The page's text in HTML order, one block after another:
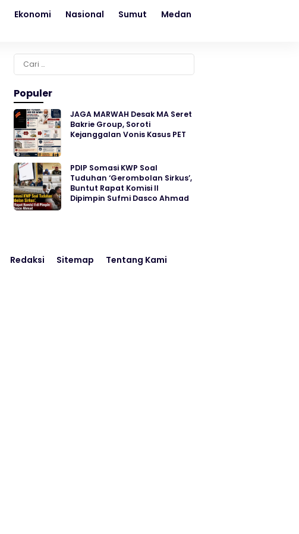
Ekonomi Nasional Sumut Medan
Cari
untuk:
Populer
JAGA MARWAH Desak MA Seret
Bakrie Group, Soroti
Kejanggalan Vonis Kasus PET
PDIP Somasi KWP Soal
Tuduhan ‘Gerombolan Sirkus’,
Buntut Rapat Komisi II
Dipimpin Sufmi Dasco Ahmad
Redaksi Sitemap Tentang Kami